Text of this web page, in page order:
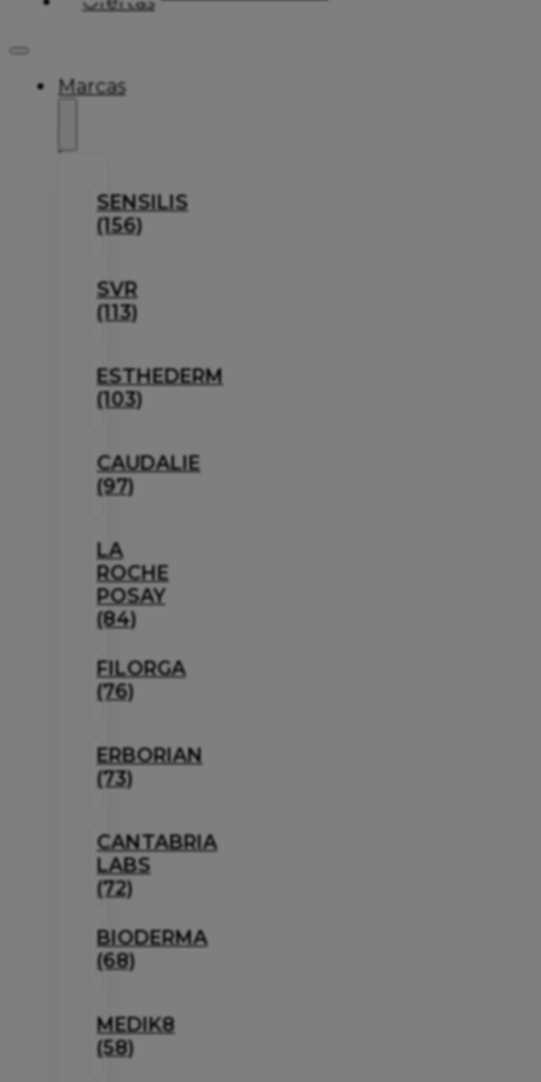
Marcas
SENSILIS
(156)
SVR
(113)
ESTHEDERM
(103)
CAUDALIE
(97)
LA
ROCHE
POSAY
(84)
FILORGA
(76)
ERBORIAN
(73)
CANTABRIA
LABS
(72)
BIODERMA
(68)
MEDIK8
(58)